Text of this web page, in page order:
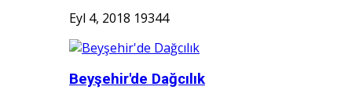
Eyl 4, 2018 19344
Beyşehir'de Dağcılık